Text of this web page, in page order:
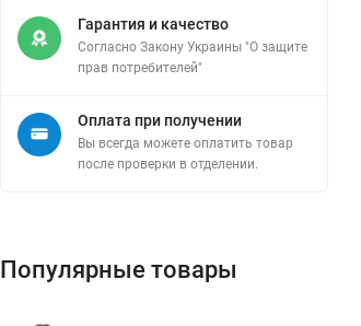
Гарантия и качество
Согласно Закону Украины "О защите
прав потребителей"
Оплата при получении
Вы всегда можете оплатить товар
после проверки в отделении.
Популярные товары